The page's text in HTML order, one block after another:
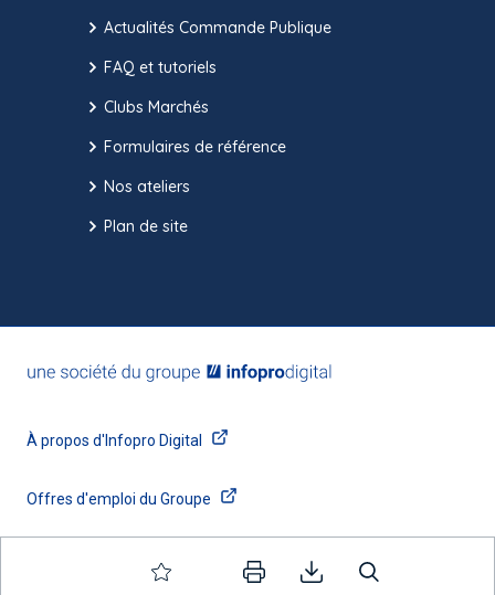
Actualités Commande Publique
FAQ et tutoriels
Clubs Marchés
Formulaires de référence
Nos ateliers
Plan de site